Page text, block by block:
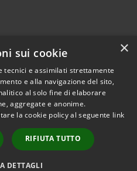
Copyright © 2026 • Comune di
Fombio • Powered by
Municipium•
Accesso
redazione
×
sui cookie
tecnici e assimilati strettamente
e alla navigazione del sito,
al solo fine di elaborare
aggregate e anonime.
la cookie policy al seguente link
RIFIUTA TUTTO
DETTAGLI